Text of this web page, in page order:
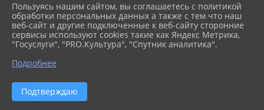
20.10.2022 16:58 18
#ПисьмаДеду
Пользуясь нашим сайтом, вы соглашаетесь с политикой
обработки персональных данных а также с тем что наш
веб-сайт и другие подключенные к веб-сайту сторонние
сервисы используют cookies такие как Яндекс Метрика,
"Госуслуги", "PRO.Культура", "Спутник аналитика".
Подробнее
Подтверждаю